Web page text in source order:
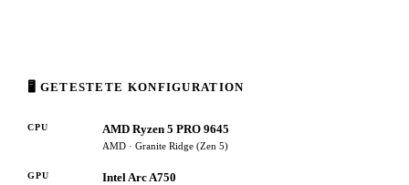
🖥 GETESTETE KONFIGURATION
CPU AMD Ryzen 5 PRO 9645
AMD · Granite Ridge (Zen 5)
GPU Intel Arc A750